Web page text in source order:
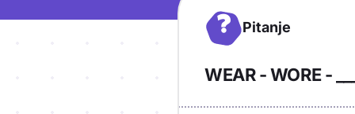
? Pitanje
WEAR - WORE -